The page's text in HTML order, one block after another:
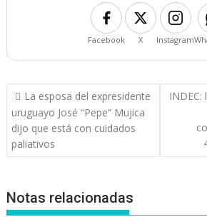
Facebook X Instagram
Navegación
de
entradas
La esposa del expresidente
uruguayo José “Pepe” Mujica
dijo que está con cuidados
paliativos
Notas relacionadas